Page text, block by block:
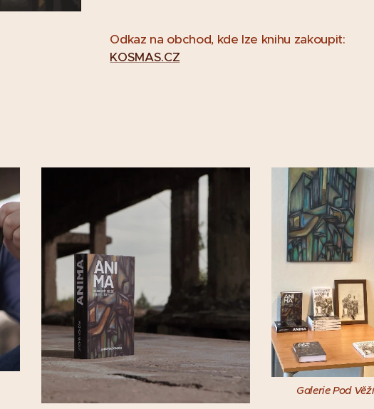
Odkaz na obchod, kde lze knihu zakoupit:
KOSMAS.CZ
Galerie Pod